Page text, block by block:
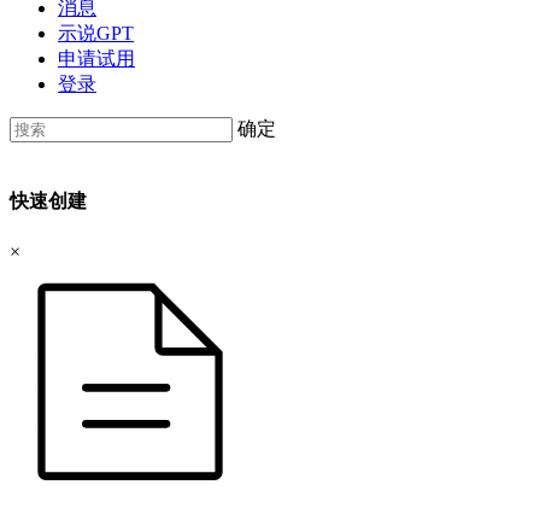
消息
示说GPT
申请试用
登录
确定
快速创建
×